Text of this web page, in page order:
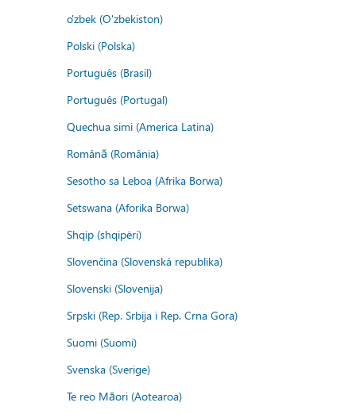
o'zbek (O'zbekiston)
Polski (Polska)
Português (Brasil)
Português (Portugal)
Quechua simi (America Latina)
Română (România)
Sesotho sa Leboa (Afrika Borwa)
Setswana (Aforika Borwa)
Shqip (shqipëri)
Slovenčina (Slovenská republika)
Slovenski (Slovenija)
Srpski (Rep. Srbija i Rep. Crna Gora)
Suomi (Suomi)
Svenska (Sverige)
Te reo Māori (Aotearoa)